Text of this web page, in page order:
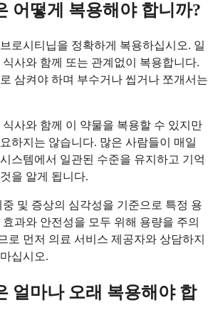
어떻게 복용해야 합니까?
로시티닙을 정확하게 복용하십시오. 일
사와 함께 또는 관계없이 복용합니다.
삼켜야 하며 부수거나 씹거나 쪼개서는
사와 함께 이 약물을 복용할 수 있지만
하지는 않습니다. 많은 사람들이 매일
스템에서 일관된 수준을 유지하고 기억
을 알게 됩니다.
및 증상의 심각성을 기준으로 특정 용
과와 안전성을 모두 위해 용량을 주의
로 먼저 의료 서비스 제공자와 상담하지
십시오.
얼마나 오래 복용해야 합